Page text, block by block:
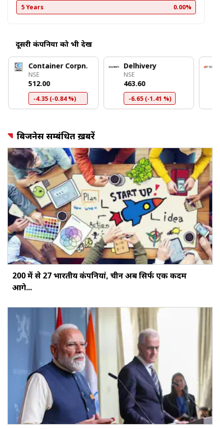
5 Years 0.00%
दूसरी कंपनियों को भी देखें
Container Corpn.
NSE
₹512.00
-4.35 (-0.84 %)
Delhivery
NSE
₹463.60
-6.65 (-1.41 %)
बिजनेस सम्बंधित ख़बरें
200 में से 27 भारतीय कंपनियां, चीन अब सिर्फ एक कदम
आगे...